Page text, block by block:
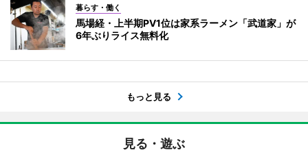
暮らす・働く
馬場経・上半期PV1位は家系ラーメン「武道家」が
6年ぶりライス無料化
もっと見る
見る・遊ぶ